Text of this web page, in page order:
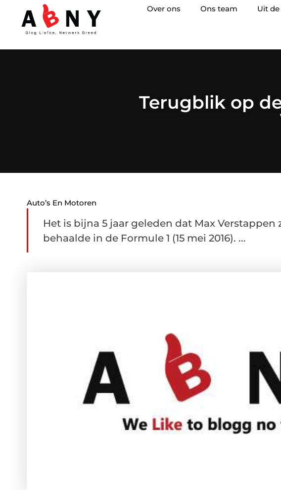
Over ons Ons team Uit
Terugblik op
Auto’s En Motoren
Het is bijna 5 jaar geleden dat Max
behaalde in de Formule 1 (15 mei 2016). ...